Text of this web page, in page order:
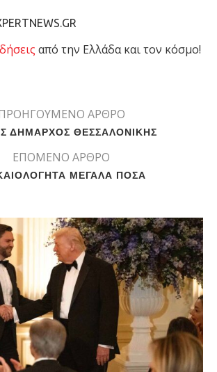
από την Ελλάδα και τον κόσμο!
ΑΡΘΡΟ
ΔΗΜΑΡΧΟΣ ΘΕΣΣΑΛΟΝΙΚΗΣ
ΕΠΟΜΕΝΟ ΑΡΘΡΟ
ΜΕΓΑΛΑ ΠΟΣΑ